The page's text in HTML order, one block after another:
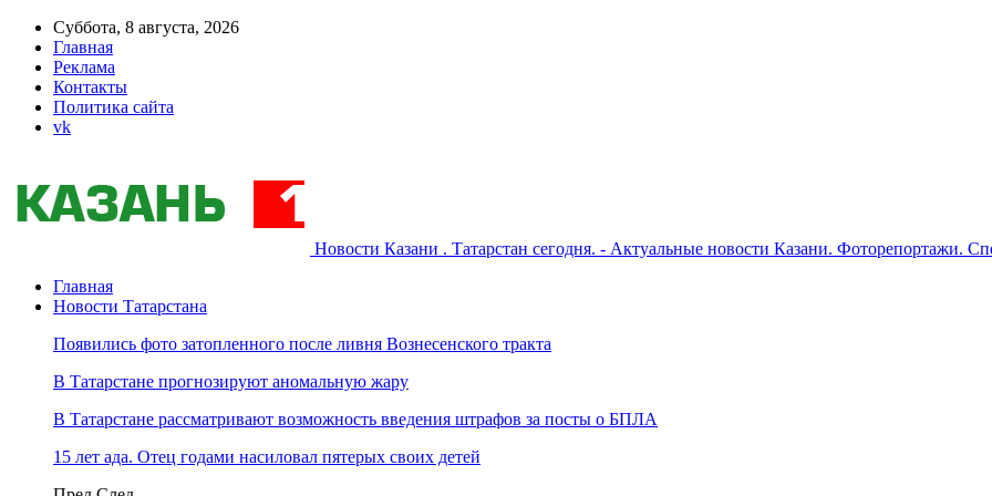
Суббота, 8 августа, 2026
Главная
Реклама
Контакты
Политика сайта
vk
Новости Казани . Татарстан сегодня. - Актуальные новости Казани. Фоторепортажи.
Главная
Новости Татарстана
Появились фото затопленного после ливня Вознесенского тракта
В Татарстане прогнозируют аномальную жару
В Татарстане рассматривают возможность введения штрафов за посты о БПЛА
15 лет ада. Отец годами насиловал пятерых своих детей